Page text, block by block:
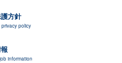
方針
privacy policy
job information